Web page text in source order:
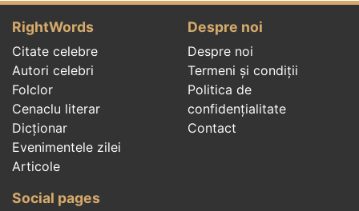
RightWords
Citate celebre
Autori celebri
Folclor
Cenaclu literar
Dicționar
Evenimentele zilei
Articole
Despre noi
Despre noi
Termeni și condiții
Politica de
confidenţialitate
Contact
Social pages